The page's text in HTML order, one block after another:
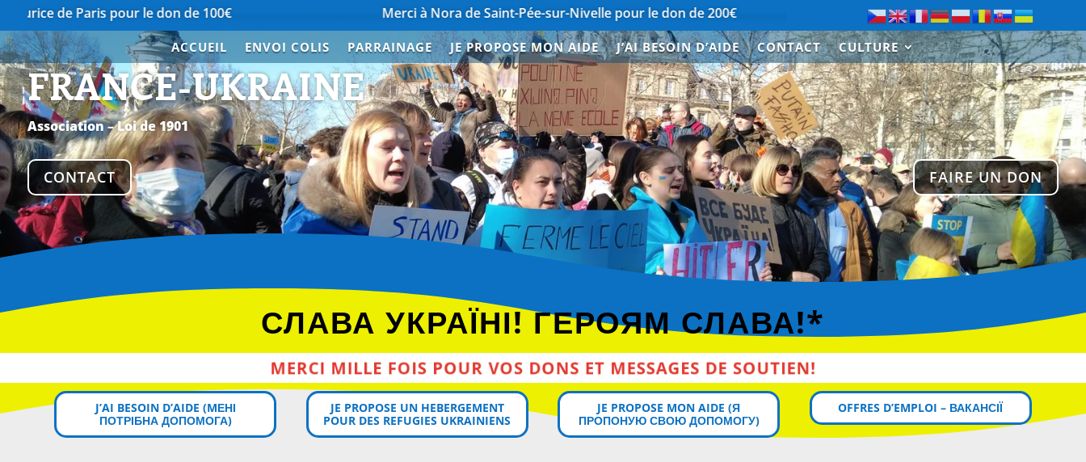
pour le don de 100€……………………………………. Merci à Nora de Saint-Pée-sur-Nivelle pour le don de 200€……………………………………. Merci à Paul de Saint-Cloud pour le don de
ACCUEIL ENVOI COLIS PARRAINAGE JE PROPOSE MON AIDE J’AI BESOIN D’AIDE CONTACT CULTURE
FRANCE-UKRAINE
Association – Loi de 1901
CONTACT FAIRE UN DON
СЛАВА УКРАЇНІ! ГЕРОЯМ СЛАВА!*
MERCI MILLE FOIS POUR VOS DONS ET MESSAGES DE SOUTIEN!
J’AI BESOIN D’AIDE (MЕНІ
ПОТРІБНА ДОПОМОГА)
JE PROPOSE UN HEBERGEMENT
POUR DES REFUGIES UKRAINIENS
JE PROPOSE MON AIDE (Я
ПРОПОНУЮ СВОЮ ДОПОМОГУ)
OFFRES D’EMPLOI – ВАКАНСІЇ